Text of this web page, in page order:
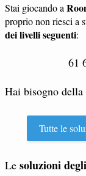
Stai giocando a
proprio non riesci a
dei livelli seguenti:
61
Hai bisogno della
Tutte le
Le soluzioni